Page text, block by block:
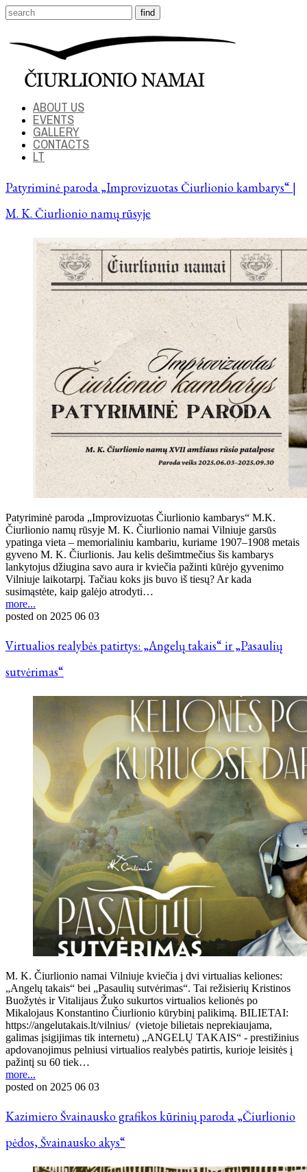
ABOUT US
EVENTS
GALLERY
CONTACTS
LT
Patyriminė paroda „Improvizuotas Čiurlionio kambarys“ |
M. K. Čiurlionio namų rūsyje
Patyriminė paroda „Improvizuotas Čiurlionio kambarys“ M.K.
Čiurlionio namų rūsyje M. K. Čiurlionio namai Vilniuje garsūs
ypatinga vieta – memorialiniu kambariu, kuriame 1907–1908 metais
gyveno M. K. Čiurlionis. Jau kelis dešimtmečius šis kambarys
lankytojus džiugina savo aura ir kviečia pažinti kūrėjo gyvenimo
Vilniuje laikotarpį. Tačiau koks jis buvo iš tiesų? Ar kada
susimąstėte, kaip galėjo atrodyti…
more...
posted on 2025 06 03
Virtualios realybės patirtys: „Angelų takais“ ir „Pasaulių
sutvėrimas“
M. K. Čiurlionio namai Vilniuje kviečia į dvi virtualias keliones:
„Angelų takais“ bei „Pasaulių sutvėrimas“. Tai režisierių Kristinos
Buožytės ir Vitalijaus Žuko sukurtos virtualios kelionės po
Mikalojaus Konstantino Čiurlionio kūrybinį palikimą. BILIETAI:
https://angelutakais.lt/vilnius/ (vietoje bilietais neprekiaujama,
galimas įsigijimas tik internetu) „ANGELŲ TAKAIS“ - prestižinius
apdovanojimus pelniusi virtualios realybės patirtis, kurioje leisitės į
pažintį su 60 tiek…
more...
posted on 2025 06 03
Kazimiero Švainausko grafikos kūrinių paroda „Čiurlionio
pėdos, Švainausko akys“